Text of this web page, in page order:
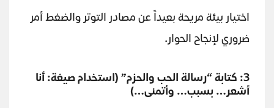
اختيار بيئة مريحة بعيداً عن مصادر التوتر والضغط أمر
ضروري لإنجاح الحوار.
3: كتابة “رسالة الحب والحزم” (استخدام صيغة: أنا
أشعر… بسبب… وأتمنى…)